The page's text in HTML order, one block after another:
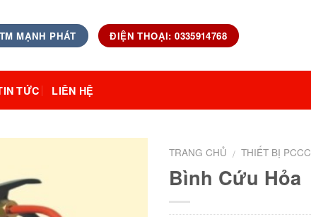
MẠNH PHÁT ĐIỆN THOẠI: 0335914768
TỨC LIÊN HỆ
TRANG CHỦ / THIẾT BỊ PCCC
Bình Cứu Hỏa